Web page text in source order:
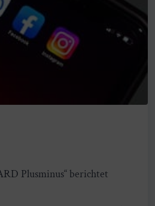
Plusminus“ berichtet